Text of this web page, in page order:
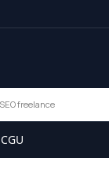
freelance
CGU